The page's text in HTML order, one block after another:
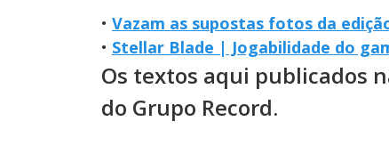
• Vazam as supostas fotos da
• Stellar Blade | Jogabilidade do
Os textos aqui publicados
do Grupo Record.